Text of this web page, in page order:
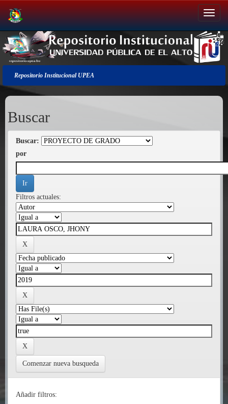
Salir
de
la
navegación
Repositorio Institucional UPEA
Buscar
Buscar:
por
Filtros actuales:
Comenzar nueva busqueda
Añadir filtros: